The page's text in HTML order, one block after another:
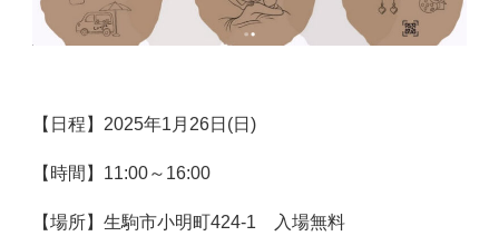
【日程】2025年1月26日(日)
【時間】11:00～16:00
【場所】生駒市小明町424-1 入場無料